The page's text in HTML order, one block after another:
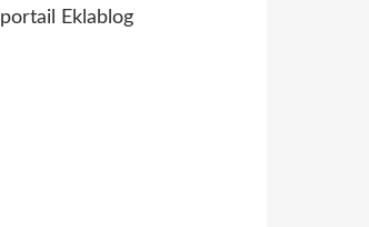
portail Eklablog